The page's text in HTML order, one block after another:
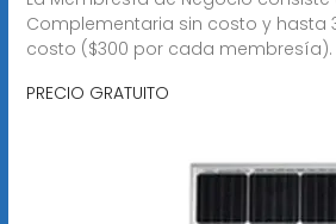
Complementaria sin costo y hasta
costo ($300 por cada membresía).
PRECIO GRATUITO